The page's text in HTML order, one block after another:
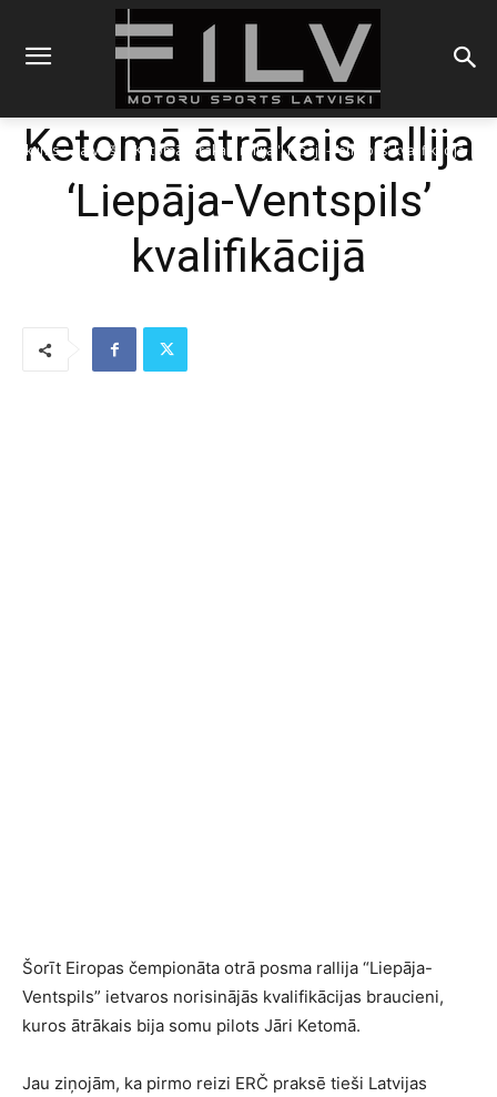
Sākums Latvieši Ketomā ātrākais rallija 'Liepāja-Ventspils' kvalifikācijā
Ketomā ātrākais rallija
‘Liepāja-Ventspils’
kvalifikācijā
Šorīt Eiropas čempionāta otrā posma rallija “Liepāja-
Ventspils” ietvaros norisinājās kvalifikācijas braucieni,
kuros ātrākais bija somu pilots Jāri Ketomā.
Jau ziņojām, ka pirmo reizi ERČ praksē tieši Latvijas